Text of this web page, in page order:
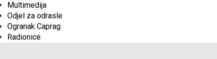
Multimedija
Odjel za odrasle
Ogranak Caprag
Radionice